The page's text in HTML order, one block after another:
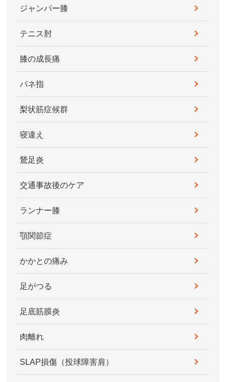
ジャンパー膝
テニス肘
膝の成長痛
バネ指
梨状筋症候群
寝違え
鵞足炎
交通事故後のケア
ランナー膝
顎関節症
かかとの痛み
足がつる
足底筋膜炎
肉離れ
SLAP損傷（投球障害肩）